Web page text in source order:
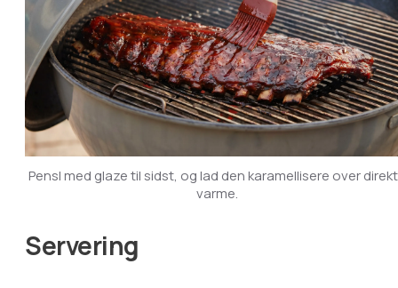
Pensl med glaze til sidst, og lad den karamellisere over
varme.
Servering